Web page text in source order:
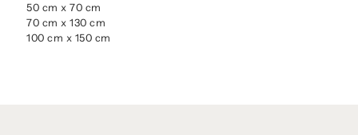
50 cm x 70 cm
70 cm x 130 cm
100 cm x 150 cm